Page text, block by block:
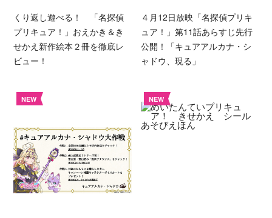
くり返し遊べる！ 「名探偵
プリキュア！」おえかき＆き
せかえ新作絵本２冊を徹底レ
ビュー！
４月12日放映「名探偵プリキ
ュア！」第11話あらすじ先行
公開！「キュアアルカナ・シ
ャドウ、現る」
NEW NEW